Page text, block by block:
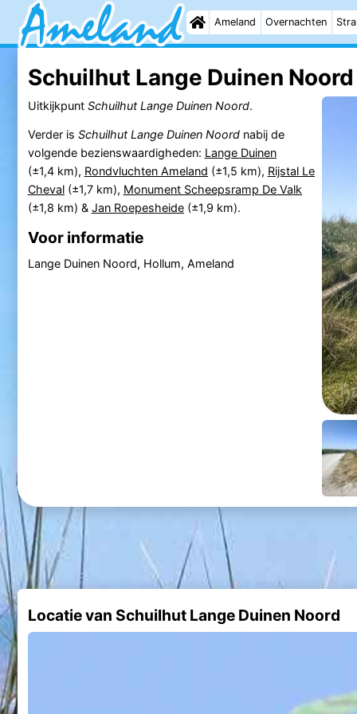
Ameland Overnachten
Schuilhut Lange Duinen
Uitkijkpunt Schuilhut Lange Duinen Noord.
Verder is Schuilhut Lange Duinen Noordnabij de
volgende bezienswaardigheden: Lange Duinen
(±1,4 km), Rondvluchten Ameland (±1,5 km), Rijstal Le
Cheval(±1,7 km), Monument Scheepsramp De Valk
(±1,8 km) & Jan Roepesheide(±1,9 km).
Voor informatie
Lange Duinen Noord, Hollum, Ameland
Locatie van Schuilhut Lange Duinen Noord